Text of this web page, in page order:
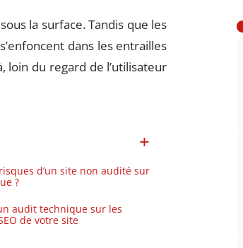
la surface. Tandis que les
dans les entrailles
loin du regard de l’utilisateur
d’un site non audité sur
?
audit technique sur les
de votre site